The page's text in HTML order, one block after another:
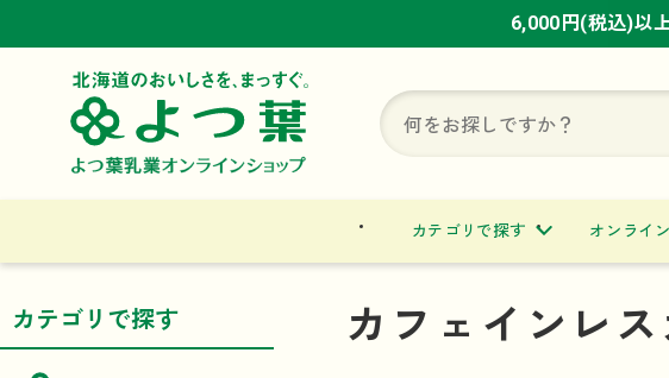
6,000円(税込)以
6,000円(税込)以
6,000円(税込)以
カテゴリで探す オンライ
カテゴリで探す カフェインレ